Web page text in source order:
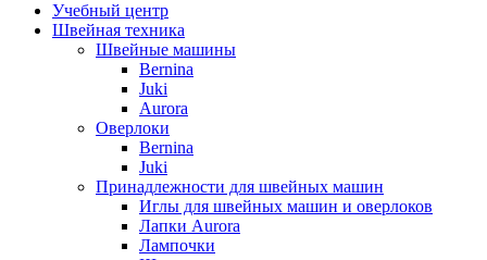
Учебный центр
Швейная техника
Швейные машины
Bernina
Juki
Aurora
Оверлоки
Bernina
Juki
Принадлежности для швейных машин
Иглы для швейных машин и оверлоков
Лапки Aurora
Лампочки